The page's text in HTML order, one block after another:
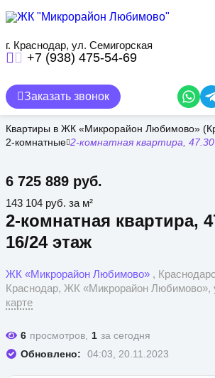
содержанию
г. Краснодар, ул. Семигорская
+7 (938) 475-54-69
Заказать звонок
Квартиры в ЖК «Микрорайон Любимово»
2-комнатные 2-комнатная квартира,
2-комнатная квартира,
16/24 этаж
6 725 889 руб.
ЖК «Микрорайон Любимово» ,
Краснодар, ЖК «Микрорайон Любимово»,
карте
143 104 руб. за м²
6 просмотров, 1 за сегодня
Обновлено:
04:03, 20.11.2023